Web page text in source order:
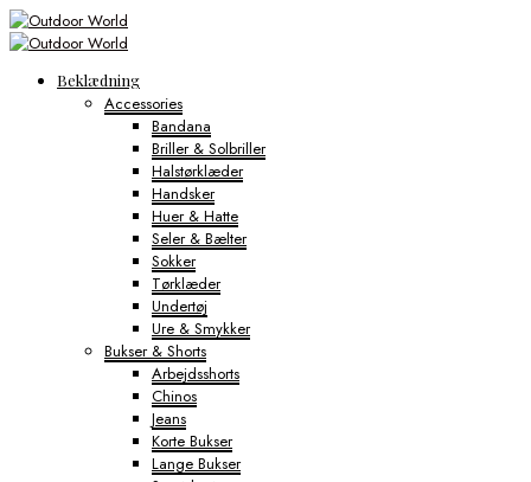
Beklædning
Accessories
Bandana
Briller & Solbriller
Halstørklæder
Handsker
Huer & Hatte
Seler & Bælter
Sokker
Tørklæder
Undertøj
Ure & Smykker
Bukser & Shorts
Arbejdsshorts
Chinos
Jeans
Korte Bukser
Lange Bukser